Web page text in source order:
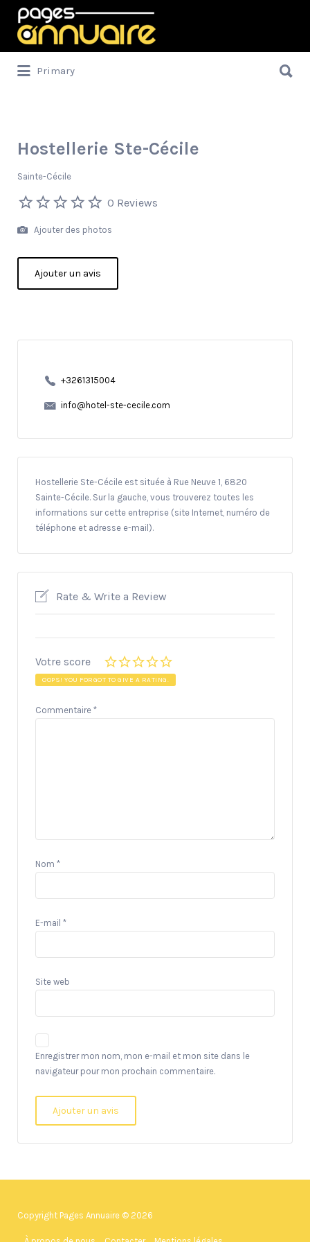
Rechercher:
Primary
Hostellerie Ste-Cécile
Sainte-Cécile
0 Reviews
Ajouter des photos
Ajouter un avis
+3261315004
info@hotel-ste-cecile.com
Hostellerie Ste-Cécile est située à Rue Neuve 1, 6820
Sainte-Cécile. Sur la gauche, vous trouverez toutes les
informations sur cette entreprise (site Internet, numéro de
téléphone et adresse e-mail).
Rate & Write a Review
Votre score
OOPS! YOU FORGOT TO GIVE A RATING.
Commentaire *
Nom *
E-mail *
Site web
Enregistrer mon nom, mon e-mail et mon site dans le
navigateur pour mon prochain commentaire.
Copyright Pages Annuaire © 2026